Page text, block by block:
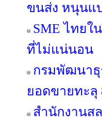
ขนส่ง หนุนแ
SME ไทยใ
ที่ไม่แน่นอน
กรมพัฒนาธุ
ยอดขายทะลุ
สำนักงานส